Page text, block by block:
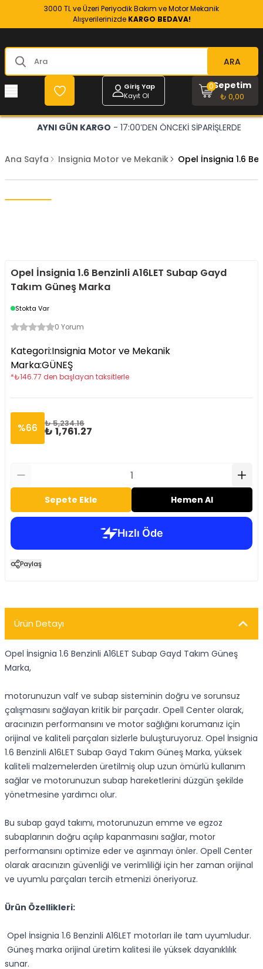
3000 TL ve Üzeri Periyodik Bakım ve Motor Mekanik
Alışverilerinizde KARGO BEDAVA!
ARA
Giriş Yap
Kayıt Ol
Sepetim
₺ 0,00
0
AYNI GÜN KARGO - 17:00’DEN ÖNCEKİ SİPARİŞLERDE
Ana Sayfa Insignia Motor ve Mekanik Opel İnsignia 1.6
Opel İnsignia 1.6 Benzinli A16LET Subap Gayd
Takım Güneş Marka
Stokta Var
0 Yorum
Kategori:Insignia Motor ve Mekanik
Marka:GÜNEŞ
*₺146.77 den başlayan taksitlerle
%66 ₺ 5,234.16
₺ 1,761.27
Sepete Ekle Hemen Al
Paylaş
Ürün Detayı
Opel İnsignia 1.6 Benzinli A16LET Subap Gayd Takım Güneş
Marka,
motorunuzun valf ve subap sisteminin doğru ve sorunsuz
çalışmasını sağlayan kritik bir parçadır. Opell Center olarak,
aracınızın performansını ve motor sağlığını korumanız için
orijinal ve kaliteli parçaları sizlerle buluşturuyoruz. Opel İnsignia
1.6 Benzinli A16LET Subap Gayd Takım Güneş Marka, yüksek
kaliteli malzemelerden üretilmiş olup uzun ömürlü kullanım
sağlar ve motorunuzun subap hareketlerini düzgün şekilde
yönetmesine yardımcı olur.
Bu subap gayd takımı, motorunuzun emme ve egzoz
subaplarının doğru açılıp kapanmasını sağlar, motor
performansını optimize eder ve aşınmayı önler. Opell Center
olarak aracınızın güvenliği ve verimliliği için her zaman orijinal
ve uyumlu parçaları tercih etmenizi öneriyoruz.
Ürün Özellikleri:
Opel İnsignia 1.6 Benzinli A16LET motorları ile tam uyumludur.
Güneş marka orijinal üretim kalitesi ile yüksek dayanıklılık
sunar.